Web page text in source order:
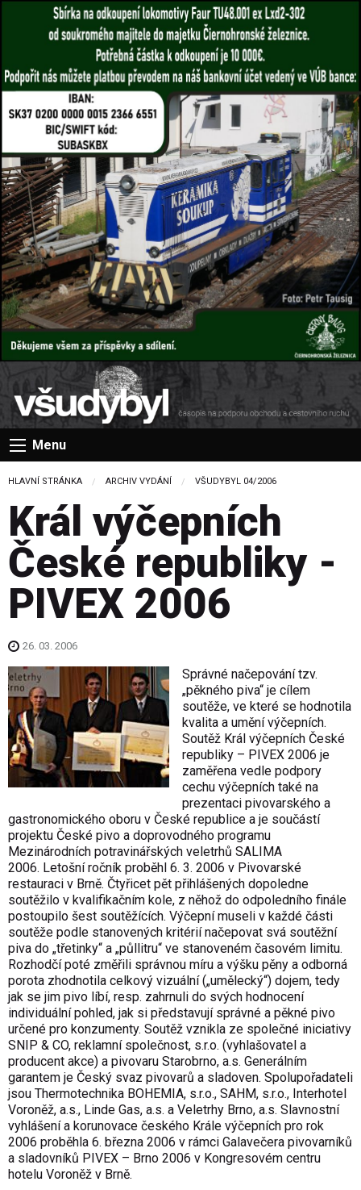
Menu
HLAVNÍ STRÁNKA ARCHIV VYDÁNÍ VŠUDYBYL 04/2006
Král výčepních
České republiky -
PIVEX 2006
26. 03. 2006
Správné načepování tzv.
„pěkného piva“ je cílem
soutěže, ve které se hodnotila
kvalita a umění výčepních.
Soutěž Král výčepních České
republiky – PIVEX 2006 je
zaměřena vedle podpory
cechu výčepních také na
prezentaci pivovarského a
gastronomického oboru v České republice a je součástí
projektu České pivo a doprovodného programu
Mezinárodních potravinářských veletrhů SALIMA
2006. Letošní ročník proběhl 6. 3. 2006 v Pivovarské
restauraci v Brně. Čtyřicet pět přihlášených dopoledne
soutěžilo v kvalifikačním kole, z něhož do odpoledního finále
postoupilo šest soutěžících. Výčepní museli v každé části
soutěže podle stanovených kritérií načepovat svá soutěžní
piva do „třetinky“ a „půllitru“ ve stanoveném časovém limitu.
Rozhodčí poté změřili správnou míru a výšku pěny a odborná
porota zhodnotila celkový vizuální („umělecký“) dojem, tedy
jak se jim pivo líbí, resp. zahrnuli do svých hodnocení
individuální pohled, jak si představují správné a pěkné pivo
určené pro konzumenty. Soutěž vznikla ze společné iniciativy
SNIP & CO, reklamní společnost, s.r.o. (vyhlašovatel a
producent akce) a pivovaru Starobrno, a.s. Generálním
garantem je Český svaz pivovarů a sladoven. Spolupořadateli
jsou Thermotechnika BOHEMIA, s.r.o., SAHM, s.r.o., Interhotel
Voroněž, a.s., Linde Gas, a.s. a Veletrhy Brno, a.s. Slavnostní
vyhlášení a korunovace českého Krále výčepních pro rok
2006 proběhla 6. března 2006 v rámci Galavečera pivovarníků
a sladovníků PIVEX – Brno 2006 v Kongresovém centru
hotelu Voroněž v Brně.